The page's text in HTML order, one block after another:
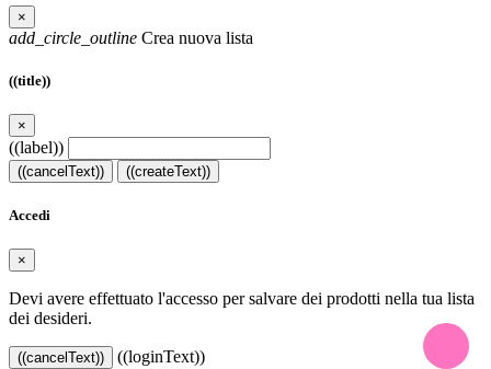
×
add_circle_outline Crea nuova lista
((title))
×
((label))
((cancelText)) ((createText))
Accedi
×
Devi avere effettuato l'accesso per salvare dei prodotti nella tua lista
dei desideri.
((cancelText)) ((loginText))